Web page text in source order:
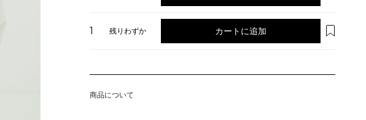
1 残りわずか カートに追加
商品について